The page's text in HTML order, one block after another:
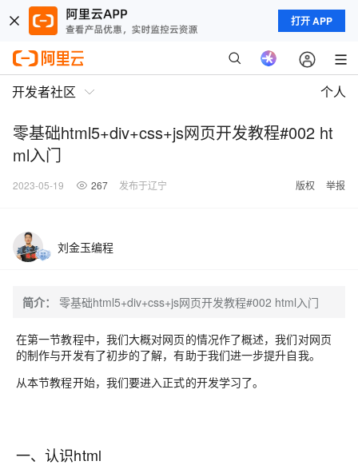
打开 APP
开发者社区 个人
零基础html5+div+css+js网页开发教程#002 ht
ml入门
2023-05-19 267 发布于辽宁 版权 举报
刘金玉编程
简介： 零基础html5+div+css+js网页开发教程#002 html入门
在第一节教程中，我们大概对网页的情况作了概述，我们对网页
的制作与开发有了初步的了解，有助于我们进一步提升自我。
从本节教程开始，我们要进入正式的开发学习了。
一、认识html